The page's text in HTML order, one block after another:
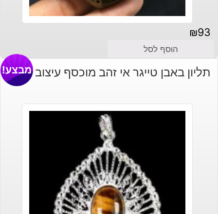
₪93
הוסף לסל
תליון באבן טייגר אי זהב מוכסף עיצוב מיוחד
מבצע!